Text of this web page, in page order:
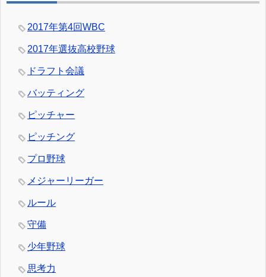
2017年第4回WBC
2017年選抜高校野球
ドラフト会議
バッティング
ピッチャー
ピッチング
プロ野球
メジャーリーガー
ルール
守備
少年野球
思考力